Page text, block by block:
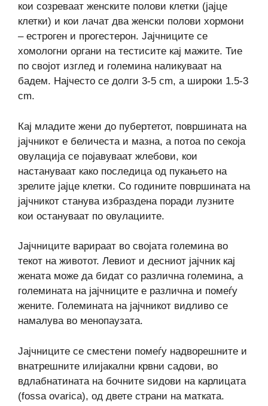
кои созреваат женските полови клетки (јајце
клетки) и кои лачат два женски полови хормони
– естроген и прогестерон. Јајчниците се
хомологни органи на тестисите кај мажите. Тие
по својот изглед и големина наликуваат на
бадем. Најчесто се долги 3-5 cm, а широки 1.5-3
cm.
Кај младите жени до пубертетот, површината на
јајчникот е беличеста и мазна, а потоа по секоја
овулација се појавуваат жлебови, кои
настануваат како последица од пукањето на
зрелите јајце клетки. Со годините површината на
јајчникот станува избраздена поради лузните
кои остануваат по овулациите.
Јајчниците варираат во својата големина во
текот на животот. Левиот и десниот јајчник кај
жената може да бидат со различна големина, а
големината на јајчниците е различна и помеѓу
жените. Големината на јајчникот видливо се
намалува во менопаузата.
Јајчниците се сместени помеѓу надворешните и
внатрешните илијакални крвни садови, во
вдлабнатината на бочните sидови на карлицата
(fossa ovarica), од двете страни на матката.